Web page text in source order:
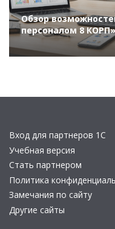
Обзор
персоналом 8
Вход для партнеров 1С
Учебная версия
Стать партнером
Политика
Замечания по сайту
Другие сайты